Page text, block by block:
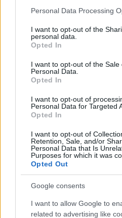
Please note that this website/
not limited to your visit or usage
grant or deny consent to Google
use your data for below
consent section.
Personal Data Processing
I want to opt-out of the
personal data.
Opted In
I want to opt-out of the Sale
Personal Data.
Opted In
I want to opt-out of
Personal Data for Targeted
Opted In
I want to opt-out of
Retention, Sale, and/or
Personal Data that Is
Purposes for which it was
Opted Out
Google consents
I want to allow Google to
related to advertising like
arcokat pirít. Arról sem
művészet helyett
izé mögé és alibiznek,
ahelyett, hogy vérrel,
tehetségüket. Évekig
egyetemen, kesztyűvel
gázhiánytól hideg
magát, nem merevedet a
Tette a dolgát. Mert egy
csodálkozik. Igaz,
közepette is tudott
megállt az idő, a
álfilozófikus kérdések
Akkor jött Lohinszky és a
dátumokat kezdett írni
hitték, hogy a